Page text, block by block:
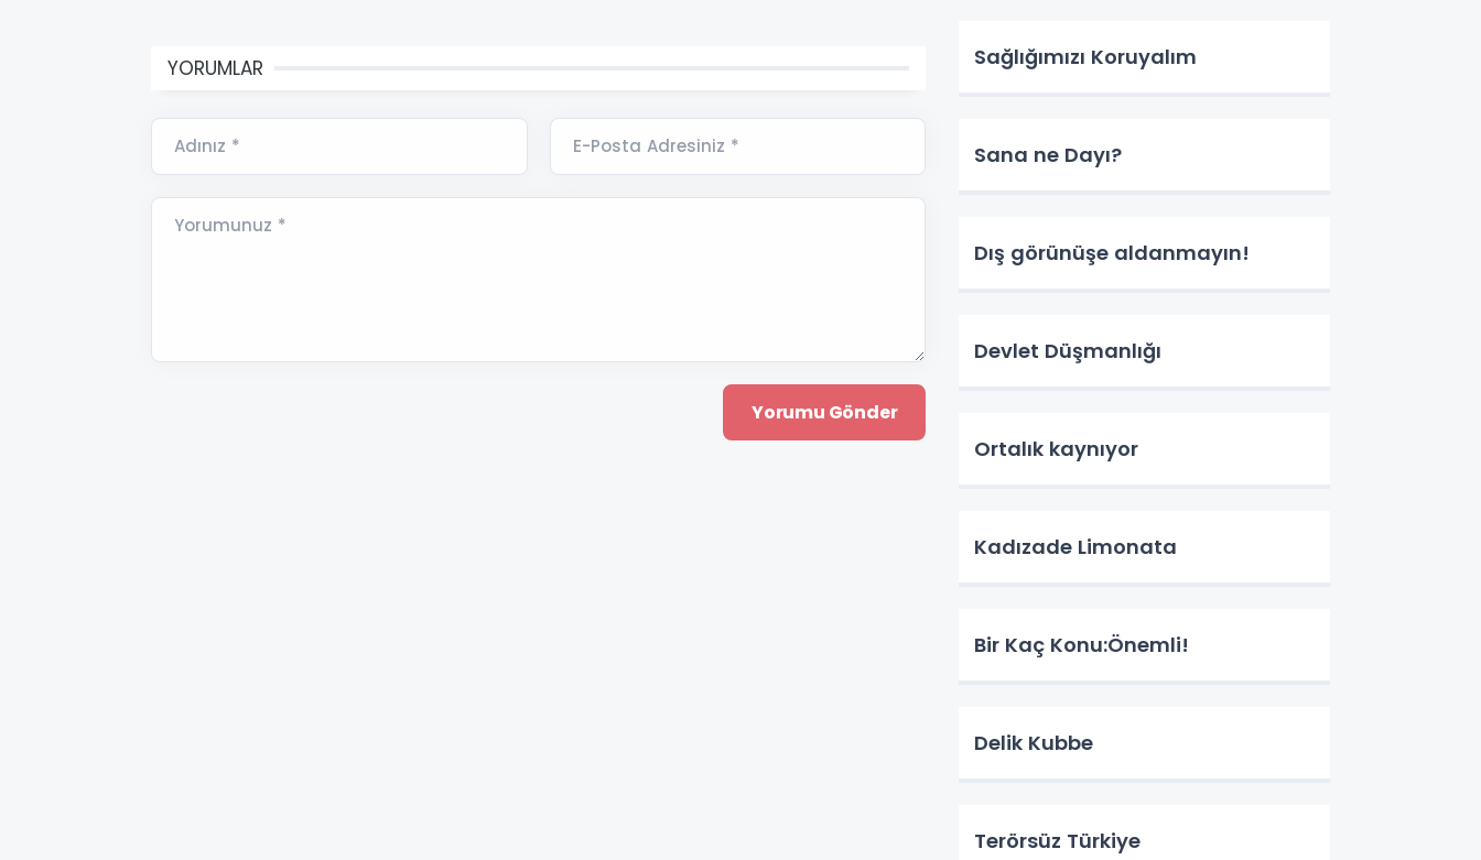
YORUMLAR
Adınız * E-Posta Adresiniz *
Yorumunuz *
Sağlığımızı Koruyalım
Sana ne Dayı?
Dış görünüşe aldanmayın!
Devlet Düşmanlığı
Ortalık kaynıyor
Kadızade Limonata
Bir Kaç Konu:Önemli!
Delik Kubbe
Terörsüz Türkiye